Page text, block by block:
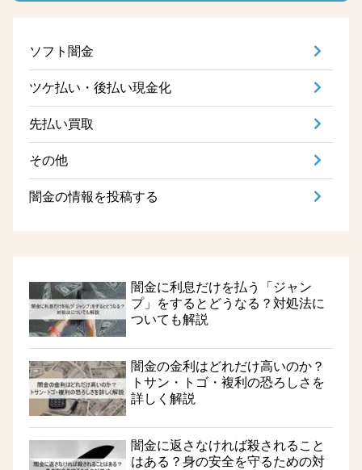
ソフト闇金
ツケ払い・後払い現金化
先払い買取
その他
闇金の情報を投稿する
闇金に利息だけを払う「ジャン
プ」をするとどうなる？対処法に
ついても解説
闇金の金利はどれだけ高いのか？
トサン・トゴ・複利の恐ろしさを
詳しく解説
闇金に返さなければ殺されること
はある？身の安全を守るための対